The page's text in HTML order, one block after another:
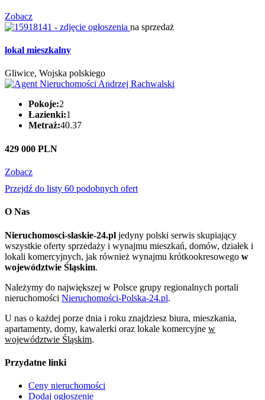
Zobacz
na sprzedaż
lokal mieszkalny
Gliwice, Wojska polskiego
Pokoje:2
Łazienki:1
Metraż:40.37
429 000 PLN
Zobacz
Przejdź do listy 60 podobnych ofert
O Nas
Nieruchomosci-slaskie-24.pl jedyny polski serwis skupiający
wszystkie oferty sprzedaży i wynajmu mieszkań, domów, działek i
lokali komercyjnych, jak również wynajmu krótkookresowego w
województwie Śląskim.
Należymy do największej w Polsce grupy regionalnych portali
nieruchomości Nieruchomości-Polska-24.pl.
U nas o każdej porze dnia i roku znajdziesz biura, mieszkania,
apartamenty, domy, kawalerki oraz lokale komercyjne w
województwie Śląskim.
Przydatne linki
Ceny nieruchomości
Dodaj ogłoszenie